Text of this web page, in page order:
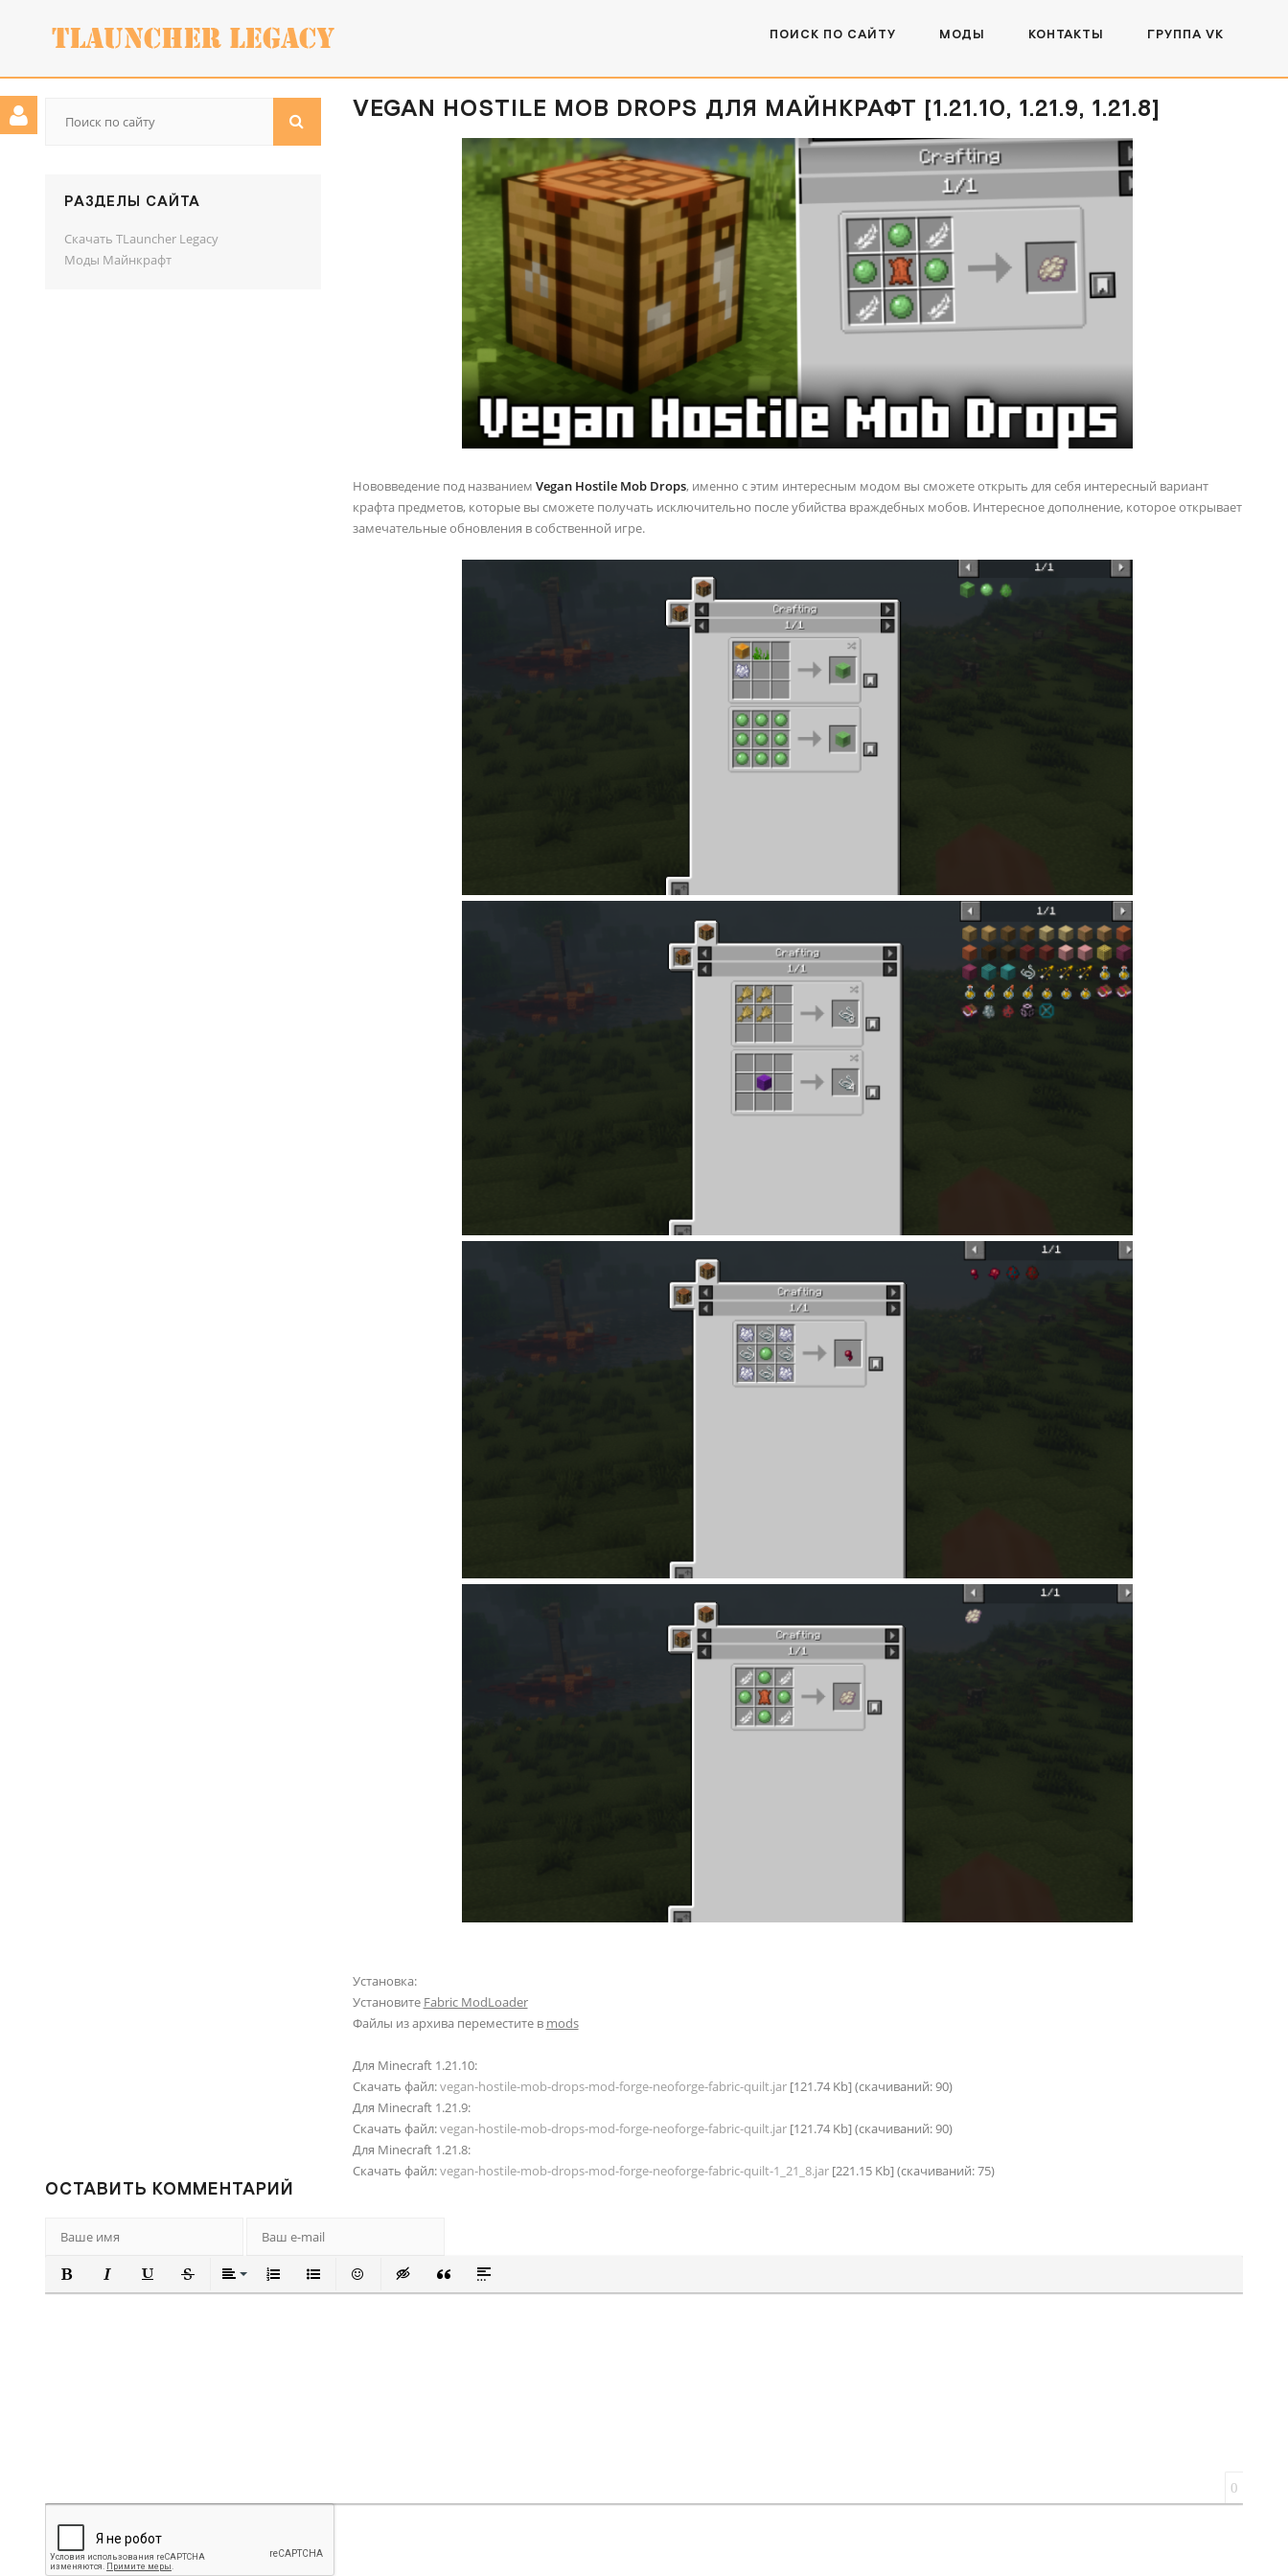
ПОИСК ПО САЙТУ МОДЫ КОНТАКТЫ ГРУППА VK
VEGAN HOSTILE MOB DROPS ДЛЯ МАЙНКРАФТ [1.21.10, 1.21.9, 1.21.8]
Нововведение под названием Vegan Hostile Mob Drops, именно с этим интересным модом вы сможете открыть для себя интересный вариант
крафта предметов, которые вы сможете получать исключительно после убийства враждебных мобов. Интересное дополнение, которое открывает
замечательные обновления в собственной игре.
Установка:
Установите Fabric ModLoader
Файлы из архива переместите в mods
Для Minecraft 1.21.10:
Скачать файл:vegan-hostile-mob-drops-mod-forge-neoforge-fabric-quilt.jar [121.74 Kb] (cкачиваний: 90)
Для Minecraft 1.21.9:
Скачать файл:vegan-hostile-mob-drops-mod-forge-neoforge-fabric-quilt.jar [121.74 Kb] (cкачиваний: 90)
Для Minecraft 1.21.8:
Скачать файл:vegan-hostile-mob-drops-mod-forge-neoforge-fabric-quilt-1_21_8.jar [221.15 Kb] (cкачиваний: 75)
РАЗДЕЛЫ САЙТА
Скачать TLauncher Legacy
Моды Майнкрафт
ОСТАВИТЬ КОММЕНТАРИЙ
ПОЛУЖИРНЫЙ
КУРСИВПОДЧЕРКНУТЫЙ
ЗАЧЕРКНУТЫЙВЫРАВНИВАНИЕ
НУМЕРОВАННЫЙ СПИСОК
МАРКИРОВАННЫЙ СПИСОК
ВСТАВИТЬ СМАЙЛИК
ВСТАВКА СКРЫТОГО ТЕКСТА
ВСТАВКА ЦИТАТЫ
ВСТАВКА СПОЙЛЕРА
0